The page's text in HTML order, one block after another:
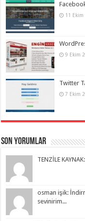
11 Ekim
9 Ekim
Twitter
7 Ekim
Son Yorumlar
TENZİLE
osman işik:
sevinirim...